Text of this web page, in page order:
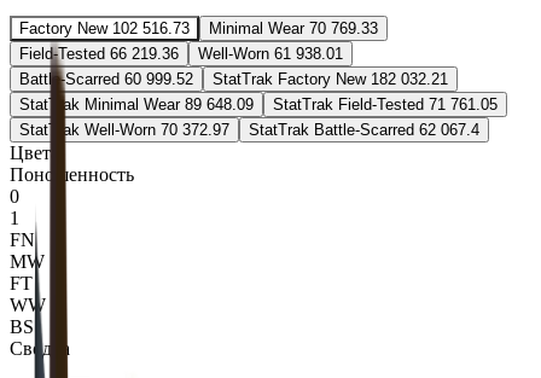
Factory New 102 516.73 Minimal Wear 70 769.33
Field-Tested 66 219.36 Well-Worn 61 938.01
Battle-Scarred 60 999.52 StatTrak Factory New 182 032.21
StatTrak Minimal Wear 89 648.09 StatTrak Field-Tested 71 761.05
StatTrak Well-Worn 70 372.97 StatTrak Battle-Scarred 62 067.4
Цвета
Поношенность
0
1
FN
MW
FT
WW
BS
Сводка